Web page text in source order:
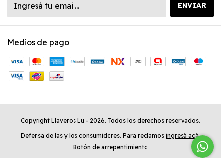
Medios de pago
Copyright Llaveros Lu - 2026. Todos los derechos reservados.
Defensa de las y los consumidores. Para reclamos ingresá acá.
Botón de arrepentimiento